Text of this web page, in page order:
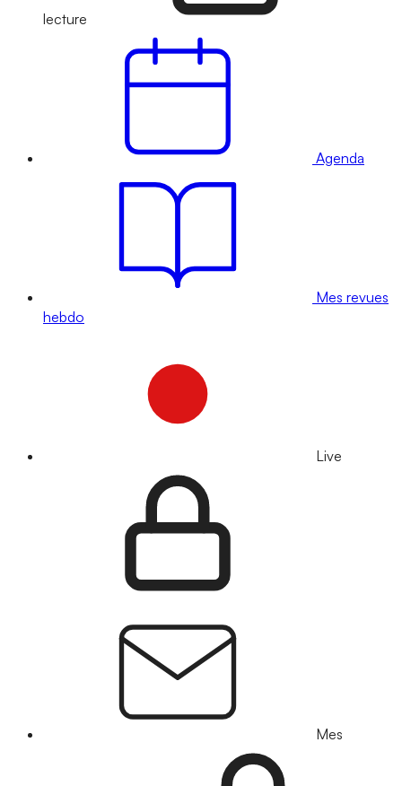
lecture
Agenda
Mes revues
hebdo
Live
Mes